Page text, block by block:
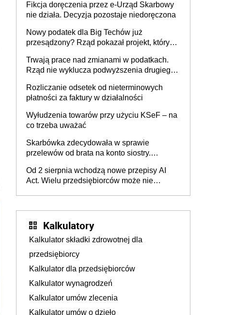
Fikcja doręczenia przez e-Urząd Skarbowy
nie działa. Decyzja pozostaje niedoręczona
Nowy podatek dla Big Techów już
przesądzony? Rząd pokazał projekt, który
Trwają prace nad zmianami w podatkach.
Rząd nie wyklucza podwyższenia drugiego
Rozliczanie odsetek od nieterminowych
płatności za faktury w działalności
Wyłudzenia towarów przy użyciu KSeF – na
co trzeba uważać
Skarbówka zdecydowała w sprawie
przelewów od brata na konto siostry.
darowizna, ale podatku jednak nie będzie
Od 2 sierpnia wchodzą nowe przepisy AI
Act. Wielu przedsiębiorców może nie
Kalkulatory
Kalkulator składki zdrowotnej dla
przedsiębiorcy
Kalkulator dla przedsiębiorców
Kalkulator wynagrodzeń
Kalkulator umów zlecenia
Kalkulator umów o dzieło